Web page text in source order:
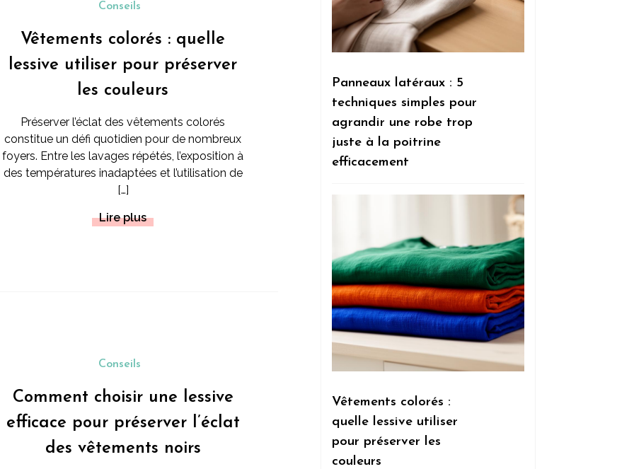
Conseils
Vêtements colorés : quelle
lessive utiliser pour préserver
les couleurs
Préserver l’éclat des vêtements colorés
constitue un défi quotidien pour de nombreux
foyers. Entre les lavages répétés, l’exposition à
des températures inadaptées et l’utilisation de
[…]
Lire plus
Conseils
Comment choisir une lessive
efficace pour préserver l’éclat
des vêtements noirs
Panneaux latéraux : 5
techniques simples pour
agrandir une robe trop
juste à la poitrine
efficacement
Vêtements colorés :
quelle lessive utiliser
pour préserver les
couleurs